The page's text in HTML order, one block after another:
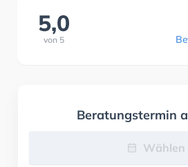
5,0
von 5
Beratungstermin
Wählen